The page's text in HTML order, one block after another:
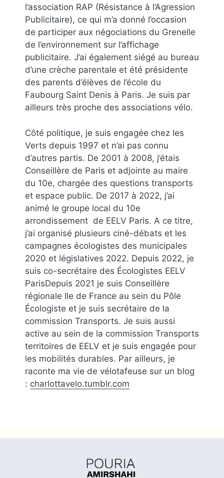
l’association RAP (Résistance à l’Agression
Publicitaire), ce qui m’a donné l’occasion
de participer aux négociations du Grenelle
de l’environnement sur l’affichage
publicitaire. J’ai également siégé au bureau
d’une crèche parentale et été présidente
des parents d’élèves de l’école du
Faubourg Saint Denis à Paris. Je suis par
ailleurs très proche des associations vélo.
Côté politique, je suis engagée chez les
Verts depuis 1997 et n’ai pas connu
d’autres partis. De 2001 à 2008, j’étais
Conseillère de Paris et adjointe au maire
du 10e, chargée des questions transports
et espace public. De 2017 à 2022, j’ai
animé le groupe local du 10e
arrondissement de EELV Paris. A ce titre,
j’ai organisé plusieurs ciné-débats et les
campagnes écologistes des municipales
2020 et législatives 2022. Depuis 2022, je
suis co-secrétaire des Écologistes EELV
ParisDepuis 2021 je suis Conseillère
régionale Ile de France au sein du Pôle
Écologiste et je suis secrétaire de la
commission Transports. Je suis aussi
active au sein de la commission Transports
territoires de EELV et je suis engagée pour
les mobilités durables. Par ailleurs, je
raconte ma vie de vélotafeuse sur un blog
: charlottavelo.tumblr.com